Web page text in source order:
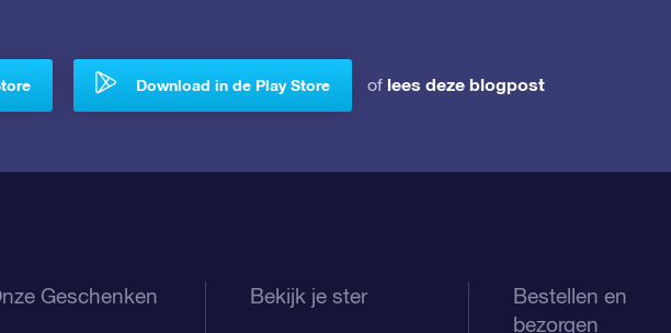
Download in de Play Store of lees deze blogpost
Geschenken Bekijk je ster
Bestellen en
bezorgen